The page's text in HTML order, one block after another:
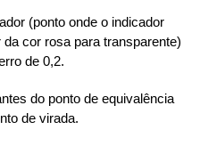
(ponto onde o indicador
cor rosa para transparente)
de 0,2.
do ponto de equivalência
de virada.